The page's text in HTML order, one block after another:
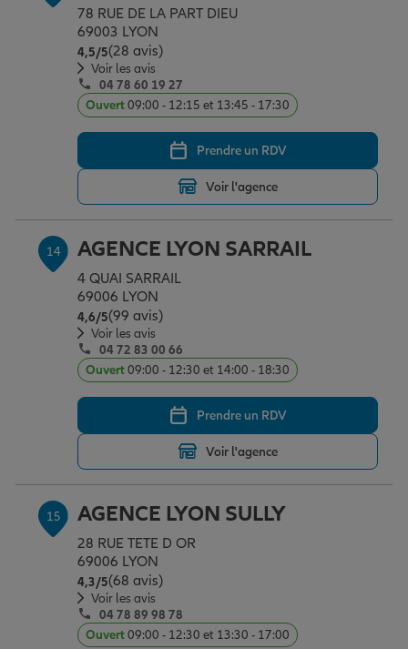
78 RUE DE LA PART DIEU
69003 LYON
4,5/5Note de 4.5 sur 5
(28 avis)
Voir les avis
04 78 60 19 27
Ouvert09:00 - 12:15 et 13:45 - 17:30
Prendre un RDV
Voir l'agence
14 AGENCE LYON SARRAIL
4 QUAI SARRAIL
69006 LYON
4,6/5Note de 4.6 sur 5
(99 avis)
Voir les avis
04 72 83 00 66
Ouvert09:00 - 12:30 et 14:00 - 18:30
Prendre un RDV
Voir l'agence
15 AGENCE LYON SULLY
28 RUE TETE D OR
69006 LYON
4,3/5Note de 4.3 sur 5
(68 avis)
Voir les avis
04 78 89 98 78
Ouvert09:00 - 12:30 et 13:30 - 17:00